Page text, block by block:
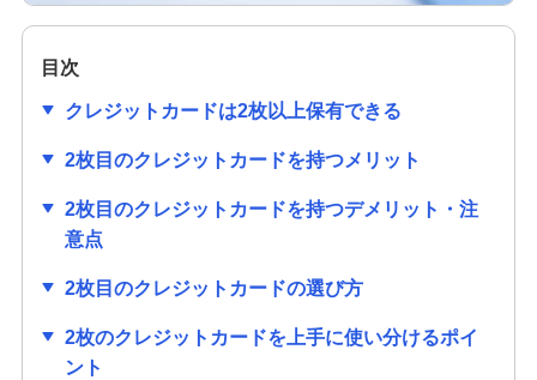
作り方、利用限度額についても解説
クレジットカードの審査項目は？時間や必要書
類、落ちる理由を解説
クレジットカードの番号にはどのような意味があ
るの？流出リスクと対策も紹介
クレジットカードの有効期限はどのくらい？更新
時の手続きも分かりやすく紹介
目次
クレジットカードは2枚以上保有できる
2枚目のクレジットカードを持つメリット
2枚目のクレジットカードを持つデメリット・注
意点
2枚目のクレジットカードの選び方
2枚のクレジットカードを上手に使い分けるポイ
ント